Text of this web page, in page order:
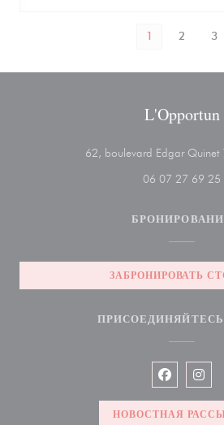
1 2 3
L'Opportun
62, boulevard Edgar Quinet
06 07 27 69 25
ЗАБРОНИРОВАТЬ
Facebook
НОВОСТНАЯ